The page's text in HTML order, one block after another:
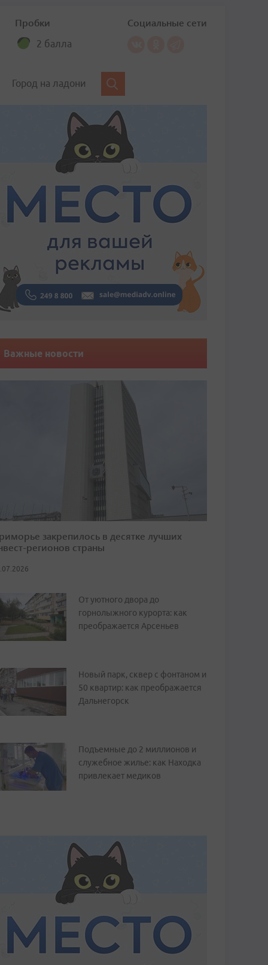
Пробки
2 балла
Социальные сети
Город на ладони
Важные новости
закрепилось в десятке лучших
регионов страны
От уютного двора до
горнолыжного курорта: как
преображается Арсеньев
Новый парк, сквер с фонтаном и
50 квартир: как преображается
Дальнегорск
Подъемные до 2 миллионов и
служебное жилье: как Находка
привлекает медиков